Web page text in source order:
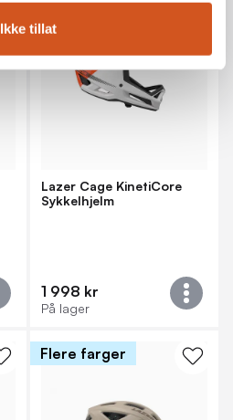
Ikke tillat
Lazer Cage KinetiCore
Sykkelhjelm
1 998 kr
På lager
Flere farger